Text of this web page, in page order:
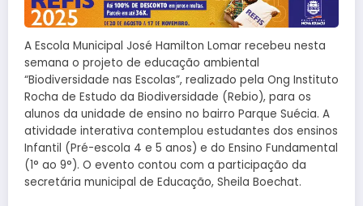
A Escola Municipal José Hamilton Lomar recebeu nesta
semana o projeto de educação ambiental
“Biodiversidade nas Escolas”, realizado pela Ong Instituto
Rocha de Estudo da Biodiversidade (Rebio), para os
alunos da unidade de ensino no bairro Parque Suécia. A
atividade interativa contemplou estudantes dos ensinos
Infantil (Pré-escola 4 e 5 anos) e do Ensino Fundamental
(1° ao 9°). O evento contou com a participação da
secretária municipal de Educação, Sheila Boechat.